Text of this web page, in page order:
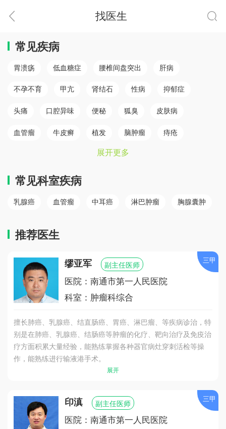
找医生
常见疾病
胃溃疡 低血糖症 腰椎间盘突出 肝病
不孕不育 甲亢 肾结石 性病 抑郁症
头痛 口腔异味 便秘 狐臭 皮肤病
血管瘤 牛皮癣 植发 脑肿瘤 痔疮
脾胃病 乳腺癌
骨质疏松 心肌梗塞（心肌病）
小儿癫痫 胆结石 儿童鼻炎 颈椎病
展开更多
常见科室疾病
乳腺癌 血管瘤 中耳癌 淋巴肿瘤 胸腺囊肿
推荐医生
缪亚军 副主任医师
医院：南通市第一人民医院
科室：肿瘤科综合
擅长肺癌、乳腺癌、结直肠癌、胃癌、淋巴瘤、等疾病诊治，特
别是在肺癌、乳腺癌、结肠癌等肿瘤的化疗、靶向治疗及免疫治
疗方面积累大量经验，能熟练掌握各种器官病灶穿刺活检等操
作，能熟练进行输液港手术。
展开
三甲
印滇 副主任医师
医院：南通市第一人民医院
三甲